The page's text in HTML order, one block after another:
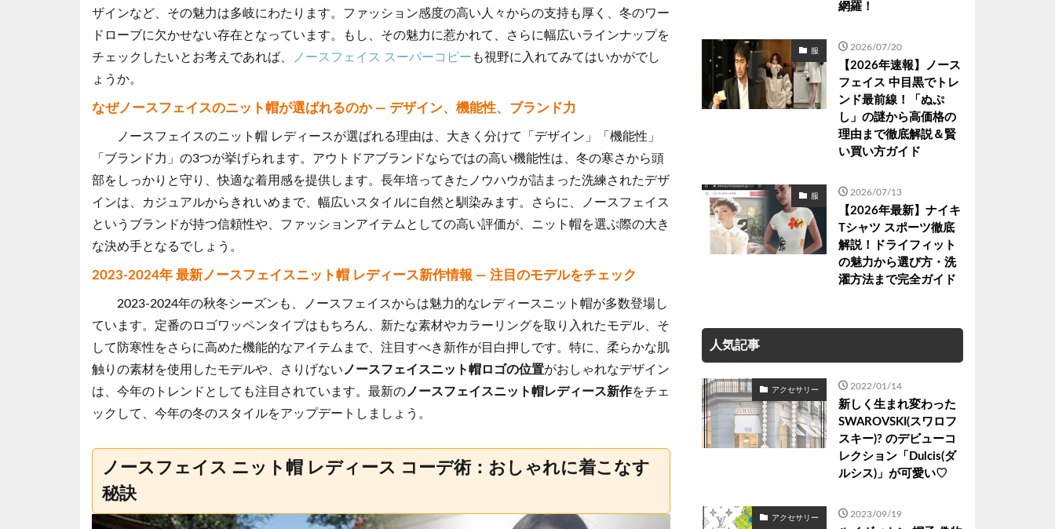
ザインなど、その魅力は多岐にわたります。ファッション感度の高い人々からの支持も厚く、冬のワー
ドローブに欠かせない存在となっています。もし、その魅力に惹かれて、さらに幅広いラインナップを
チェックしたいとお考えであれば、
ノースフェイス スーパーコピー も視野に入れてみてはいかがでし
ょうか。
なぜノースフェイスのニット帽が選ばれるのか — デザイン、機能性、ブランド力
ノースフェイスのニット帽 レディースが選ばれる理由は、大きく分けて「デザイン」「機能性」
「ブランド力」の3つが挙げられます。アウトドアブランドならではの高い機能性は、冬の寒さから頭
部をしっかりと守り、快適な着用感を提供します。長年培ってきたノウハウが詰まった洗練されたデザ
インは、カジュアルからきれいめまで、幅広いスタイルに自然と馴染みます。さらに、ノースフェイス
というブランドが持つ信頼性や、ファッションアイテムとしての高い評価が、ニット帽を選ぶ際の大き
な決め手となるでしょう。
2023-2024年 最新ノースフェイスニット帽 レディース新作情報 — 注目のモデルをチェック
2023-2024年の秋冬シーズンも、ノースフェイスからは魅力的なレディースニット帽が多数登場し
ています。定番のロゴワッペンタイプはもちろん、新たな素材やカラーリングを取り入れたモデル、そ
して防寒性をさらに高めた機能的なアイテムまで、注目すべき新作が目白押しです。特に、柔らかな肌
触りの素材を使用したモデルや、さりげない ノースフェイスニット帽ロゴの位置がおしゃれなデザイン
は、今年のトレンドとしても注目されています。最新の ノースフェイスニット帽レディース新作をチェ
ックして、今年の冬のスタイルをアップデートしましょう。
ノースフェイス ニット帽 レディース コーデ術：おしゃれに着こなす
秘訣
網羅！
服 2026/07/20
【2026年速報】ノース
フェイス 中目黒でトレ
ンド最前線！「ぬぷ
し」の謎から高価格の
理由まで徹底解説＆賢
い買い方ガイド
服 2026/07/13
【2026年最新】ナイキ
Tシャツ スポーツ徹底
解説！ドライフィット
の魅力から選び方・洗
濯方法まで完全ガイド
人気記事
アクセサリー 2022/01/14
新しく生まれ変わった
SWAROVSKI(スワロフ
スキー)? のデビューコ
レクション「Dulcis(ダ
ルシス)」が可愛い♡
アクセサリー 2023/09/19